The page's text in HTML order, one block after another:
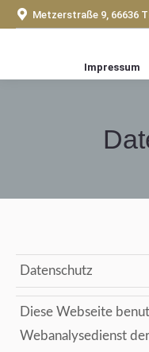
Metzerstraße 9, 66636
Impressum
Datenschutz
Diese Webseite
Webanalysedienst